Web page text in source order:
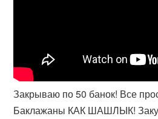
Закрываю по 50 банок! Все
Баклажаны КАК ШАШЛЫК!